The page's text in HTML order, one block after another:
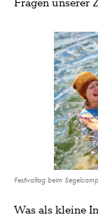
Fragen unserer
Festivaltag beim
Was als kleine